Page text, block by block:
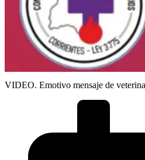
VIDEO. Emotivo mensaje de